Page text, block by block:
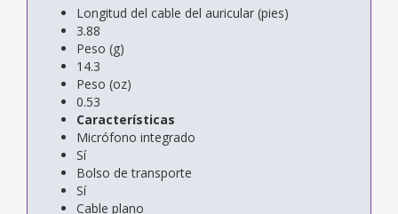
Longitud del cable del auricular (pies)
3.88
Peso (g)
14.3
Peso (oz)
0.53
Características
Micrófono integrado
Sí
Bolso de transporte
Sí
Cable plano